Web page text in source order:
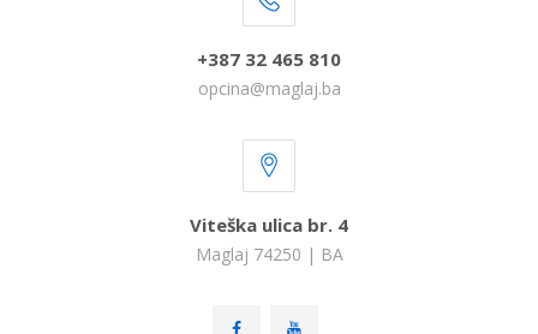
+387 32 465 810
opcina@maglaj.ba
Viteška ulica br. 4
Maglaj 74250 | BA